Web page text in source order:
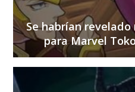
Se habrían revelado
para Marvel